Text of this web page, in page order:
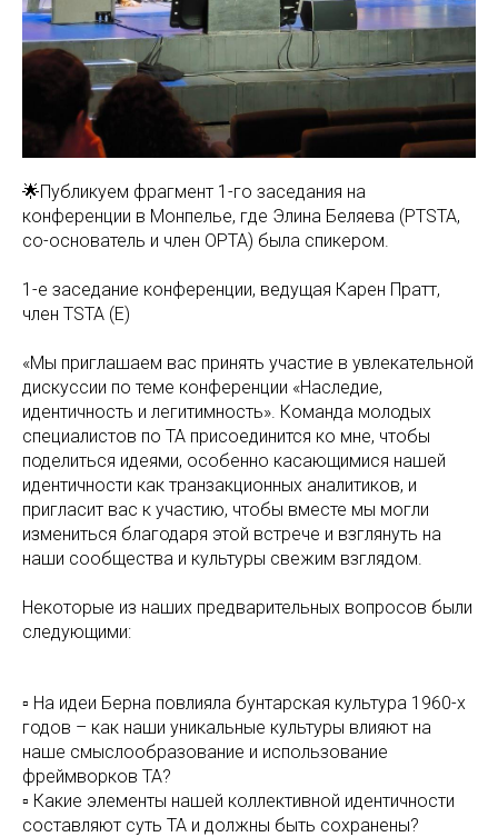
🌟Публикуем фрагмент 1-го заседания на
конференции в Монпелье, где Элина Беляева (PTSTA,
со-основатель и член ОРТА) была спикером.
1-е заседание конференции, ведущая Карен Пратт,
член TSTA (E)
«Мы приглашаем вас принять участие в увлекательной
дискуссии по теме конференции «Наследие,
идентичность и легитимность». Команда молодых
специалистов по ТА присоединится ко мне, чтобы
поделиться идеями, особенно касающимися нашей
идентичности как транзакционных аналитиков, и
пригласит вас к участию, чтобы вместе мы могли
измениться благодаря этой встрече и взглянуть на
наши сообщества и культуры свежим взглядом.
Некоторые из наших предварительных вопросов были
следующими:
▫ На идеи Берна повлияла бунтарская культура 1960-х
годов – как наши уникальные культуры влияют на
наше смыслообразование и использование
фреймворков ТА?
▫ Какие элементы нашей коллективной идентичности
составляют суть ТА и должны быть сохранены?